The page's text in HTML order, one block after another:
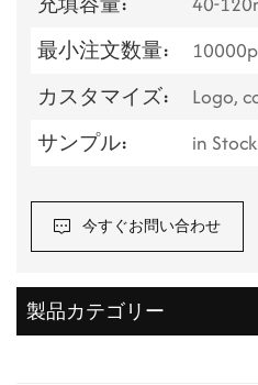
最小注文数量:
カスタマイズ:
Logo,
サンプル:
in Stock
今すぐお問い合わせ
製品カテゴリー